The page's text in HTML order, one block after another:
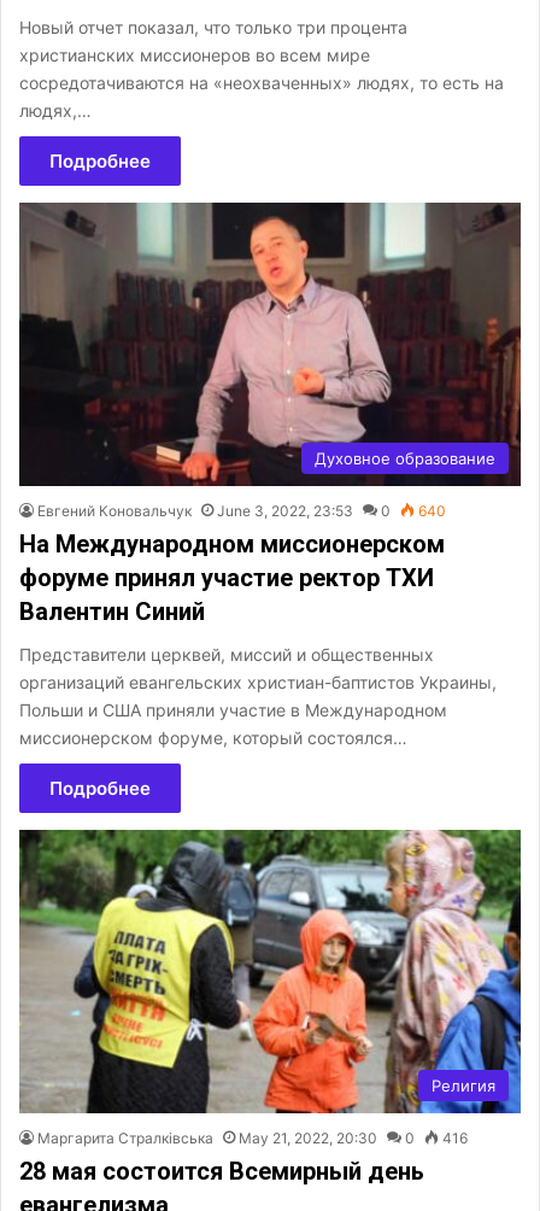
Новый отчет показал, что только три процента
христианских миссионеров во всем мире
сосредотачиваются на «неохваченных» людях, то есть на
людях,…
Подробнее
Духовное образование
Евгений Коновальчук June 3, 2022, 23:53 0 640
На Международном миссионерском
форуме принял участие ректор ТХИ
Валентин Синий
Представители церквей, миссий и общественных
организаций евангельских христиан-баптистов Украины,
Польши и США приняли участие в Международном
миссионерском форуме, который состоялся…
Подробнее
Религия
Маргарита Стралківська May 21, 2022, 20:30 0 416
28 мая состоится Всемирный день
евангелизма